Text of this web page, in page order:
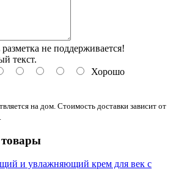
не поддерживается!
текст.
Хорошо
на дом. Стоимость доставки зависит от